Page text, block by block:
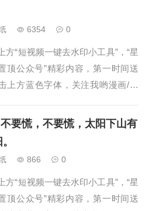
6354 0
方“短视频一键去水印小工具”，“星
顶公众号”精彩内容，第一时间送
上方蓝色字体，关注我哟漫画/头
：点击放大 长按保存 落落大方，
活，只要在变好，慢点也...
要慌，不要慌，太阳下山有
866 0
方“短视频一键去水印小工具”，“星
顶公众号”精彩内容，第一时间送